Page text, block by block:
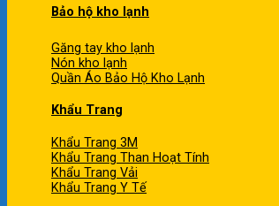
Bảo hộ kho lạnh
Găng tay kho lạnh
Nón kho lạnh
Quần Áo Bảo Hộ Kho Lạnh
Khẩu Trang
Khẩu Trang 3M
Khẩu Trang Than Hoạt Tính
Khẩu Trang Vải
Khẩu Trang Y Tế